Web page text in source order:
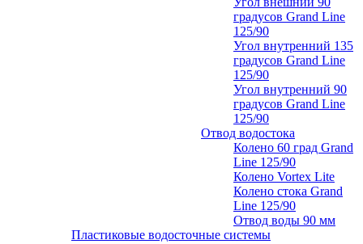
градусов Grand Line
125/90
Угол внутренний 135
градусов Grand Line
125/90
Угол внутренний 90
градусов Grand Line
125/90
Отвод водостока
Колено 60 град Grand
Line 125/90
Колено Vortex Lite
Колено стока Grand
Line 125/90
Отвод воды 90 мм
Пластиковые водосточные системы